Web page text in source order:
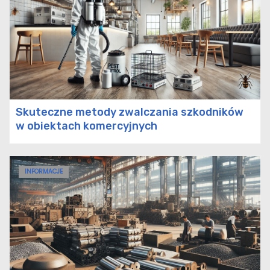
Niezapomniane chwile z
girlandami świetlnymi
zewnętrznymi
Ekonomiczne rozwiązania
oświetleniowe – sklep z
LEDami
Dlaczego wyroby hutnicze
są niezbędne w
budownictwie i motoryzacji?
Jakie są popularne sposoby
wykończenia kominów?
Skuteczne metody zwalczania szkodników
w obiektach komercyjnych
INFORMACJE